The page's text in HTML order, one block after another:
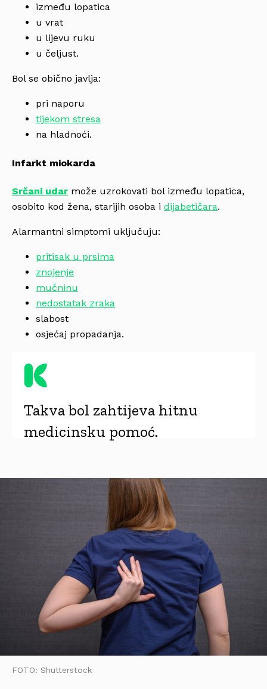
između lopatica
u vrat
u lijevu ruku
u čeljust.
Bol se obično javlja:
pri naporu
tijekom stresa
na hladnoći.
Infarkt miokarda
Srčani udar može uzrokovati bol između lopatica,
osobito kod žena, starijih osoba i dijabetičara.
Alarmantni simptomi uključuju:
pritisak u prsima
znojenje
mučninu
nedostatak zraka
slabost
osjećaj propadanja.
Takva bol zahtijeva hitnu
medicinsku pomoć.
FOTO: Shutterstock